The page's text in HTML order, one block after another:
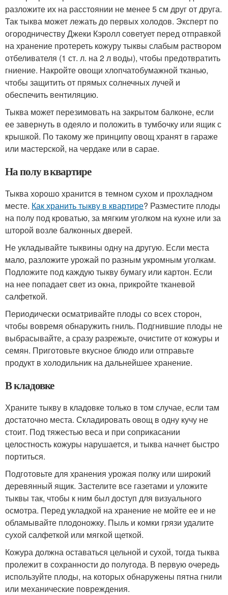
разложите их на расстоянии не менее 5 см друг от друга.
Так тыква может лежать до первых холодов. Эксперт по
огородничеству Джеки Кэролл советует перед отправкой
на хранение протереть кожуру тыквы слабым раствором
отбеливателя (1 ст. л. на 2 л воды), чтобы предотвратить
гниение. Накройте овощи хлопчатобумажной тканью,
чтобы защитить от прямых солнечных лучей и
обеспечить вентиляцию.
Тыква может перезимовать на закрытом балконе, если
ее завернуть в одеяло и положить в тумбочку или ящик с
крышкой. По такому же принципу овощ хранят в гараже
или мастерской, на чердаке или в сарае.
На полу в квартире
Тыква хорошо хранится в темном сухом и прохладном
месте. Как хранить тыкву в квартире? Разместите плоды
на полу под кроватью, за мягким уголком на кухне или за
шторой возле балконных дверей.
Не укладывайте тыквины одну на другую. Если места
мало, разложите урожай по разным укромным уголкам.
Подложите под каждую тыкву бумагу или картон. Если
на нее попадает свет из окна, прикройте тканевой
салфеткой.
Периодически осматривайте плоды со всех сторон,
чтобы вовремя обнаружить гниль. Подгнившие плоды не
выбрасывайте, а сразу разрежьте, очистите от кожуры и
семян. Приготовьте вкусное блюдо или отправьте
продукт в холодильник на дальнейшее хранение.
В кладовке
Храните тыкву в кладовке только в том случае, если там
достаточно места. Складировать овощ в одну кучу не
стоит. Под тяжестью веса и при соприкасании
целостность кожуры нарушается, и тыква начнет быстро
портиться.
Подготовьте для хранения урожая полку или широкий
деревянный ящик. Застелите все газетами и уложите
тыквы так, чтобы к ним был доступ для визуального
осмотра. Перед укладкой на хранение не мойте ее и не
обламывайте плодоножку. Пыль и комки грязи удалите
сухой салфеткой или мягкой щеткой.
Кожура должна оставаться цельной и сухой, тогда тыква
пролежит в сохранности до полугода. В первую очередь
используйте плоды, на которых обнаружены пятна гнили
или механические повреждения.